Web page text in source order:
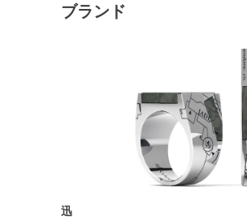
ブランド
迅